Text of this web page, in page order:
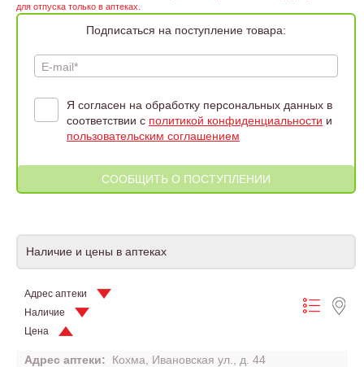
для отпуска только в аптеках.
Подписаться на поступление товара:
E-mail*
Я согласен на обработку персональных данных в
соответствии с политикой конфиденциальности и
пользовательским соглашением
Наличие и цены в аптеках
Адрес аптеки
Наличие
Цена
Адрес аптеки:
Кохма, Ивановская ул., д. 44